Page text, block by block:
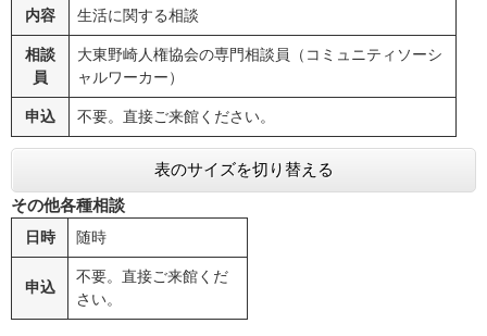
内容 生活に関する相談
相談
員
大東野崎人権協会の専門相談員（コミュニティソーシ
ャルワーカー）
申込 不要。直接ご来館ください。
表のサイズを切り替える
その他各種相談
日時 随時
申込
不要。直接ご来館くだ
さい。